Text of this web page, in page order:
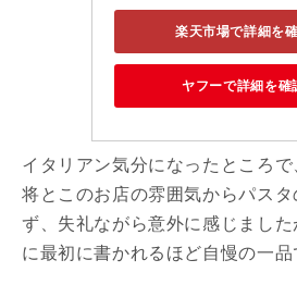
楽天市場で詳細を
ヤフーで詳細を確
イタリアン気分になったところ
将とこのお店の雰囲気からパス
ず、失礼ながら意外に感じまし
に最初に書かれるほど自慢の一品